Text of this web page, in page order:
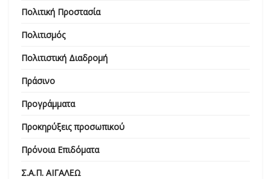
Πολιτική Προστασία
Πολιτισμός
Πολιτιστική Διαδρομή
Πράσινο
Προγράμματα
Προκηρύξεις προσωπικού
Πρόνοια Επιδόματα
Σ.Α.Π. ΑΙΓΑΛΕΩ